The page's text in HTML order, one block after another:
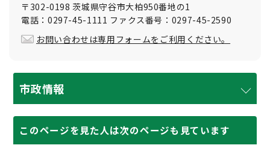
〒302-0198 茨城県守谷市大柏950番地の1
電話：0297-45-1111 ファクス番号：0297-45-2590
お問い合わせは専用フォームをご利用ください。
市政情報
このページを見た人は次のページも見ています